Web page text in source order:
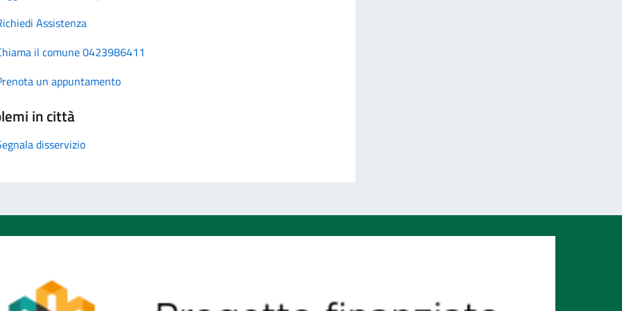
Assistenza
il comune 0423986411
un appuntamento
in città
disservizio